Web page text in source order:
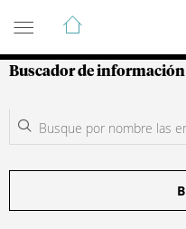
Guía de
Buscador de información